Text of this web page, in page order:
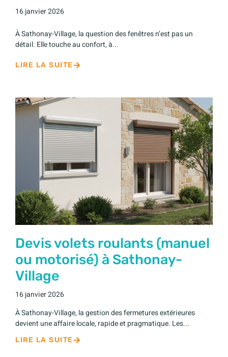
16 janvier 2026
À Sathonay-Village, la question des fenêtres n’est pas un
détail. Elle touche au confort, à...
LIRE LA SUITE
Devis volets roulants (manuel
ou motorisé) à Sathonay-
Village
16 janvier 2026
À Sathonay-Village, la gestion des fermetures extérieures
devient une affaire locale, rapide et pragmatique. Les...
LIRE LA SUITE